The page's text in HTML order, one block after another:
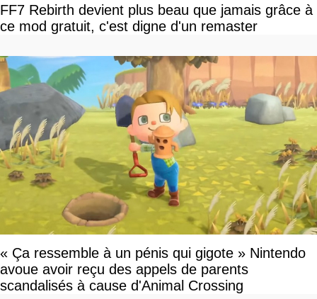
FF7 Rebirth devient plus beau que jamais grâce à
ce mod gratuit, c'est digne d'un remaster
« Ça ressemble à un pénis qui gigote » Nintendo
avoue avoir reçu des appels de parents
scandalisés à cause d'Animal Crossing